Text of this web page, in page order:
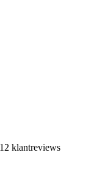
klantreviews